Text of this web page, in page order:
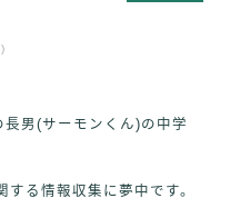
男(サーモンくん)の中学
る情報収集に夢中です。